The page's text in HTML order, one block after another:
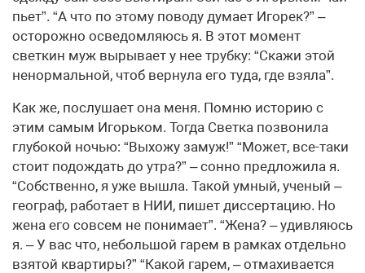
пьет”. “А что по этому поводу думает Игорек?” –
осторожно осведомляюсь я. В этот момент
светкин муж вырывает у нее трубку: “Скажи этой
ненормальной, чтоб вернула его туда, где взяла”.
Как же, послушает она меня. Помню историю с
этим самым Игорьком. Тогда Светка позвонила
глубокой ночью: “Выхожу замуж!” “Может, все-таки
стоит подождать до утра?” – сонно предложила я.
“Собственно, я уже вышла. Такой умный, ученый –
географ, работает в НИИ, пишет диссертацию. Но
жена его совсем не понимает”. “Жена? – удивляюсь
я. – У вас что, небольшой гарем в рамках отдельно
взятой квартиры?” “Какой гарем, – отмахивается